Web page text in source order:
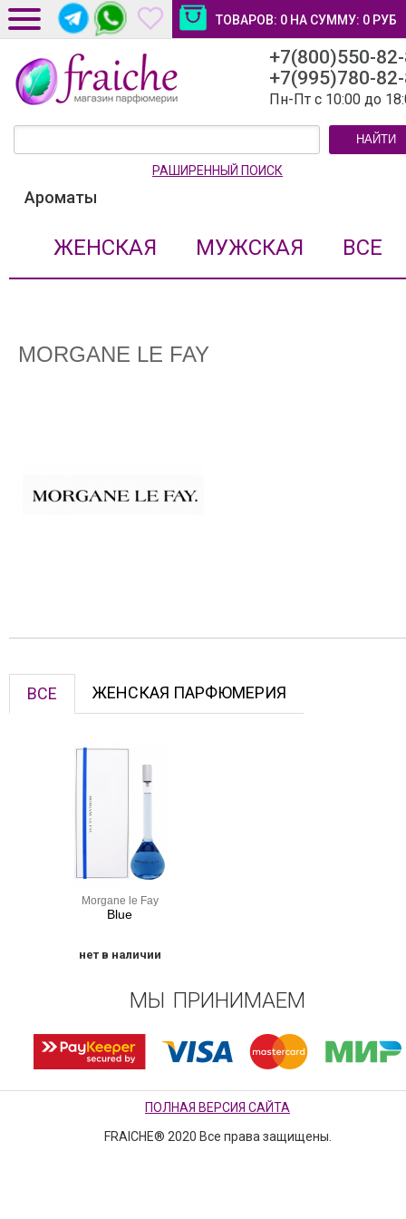
ТОВАРОВ: 0 НА СУММУ: 0 РУБ
ДОСТАВКА И ОПЛАТА
НОВОСТИ И СТАТЬИ
+7(800)550-
+7(995)780-
Пн-Пт с 10:00 до
НАЙТИ
РАШИРЕННЫЙ ПОИСК
Ароматы
ЖЕНСКАЯ МУЖСКАЯ ВСЕ
MORGANE LE FAY
ВСЕ ЖЕНСКАЯ ПАРФЮМЕРИЯ
Morgane le Fay
Blue
нет в наличии
МЫ ПРИНИМАЕМ
ПОЛНАЯ ВЕРСИЯ САЙТА
FRAICHE® 2020 Все права защищены.